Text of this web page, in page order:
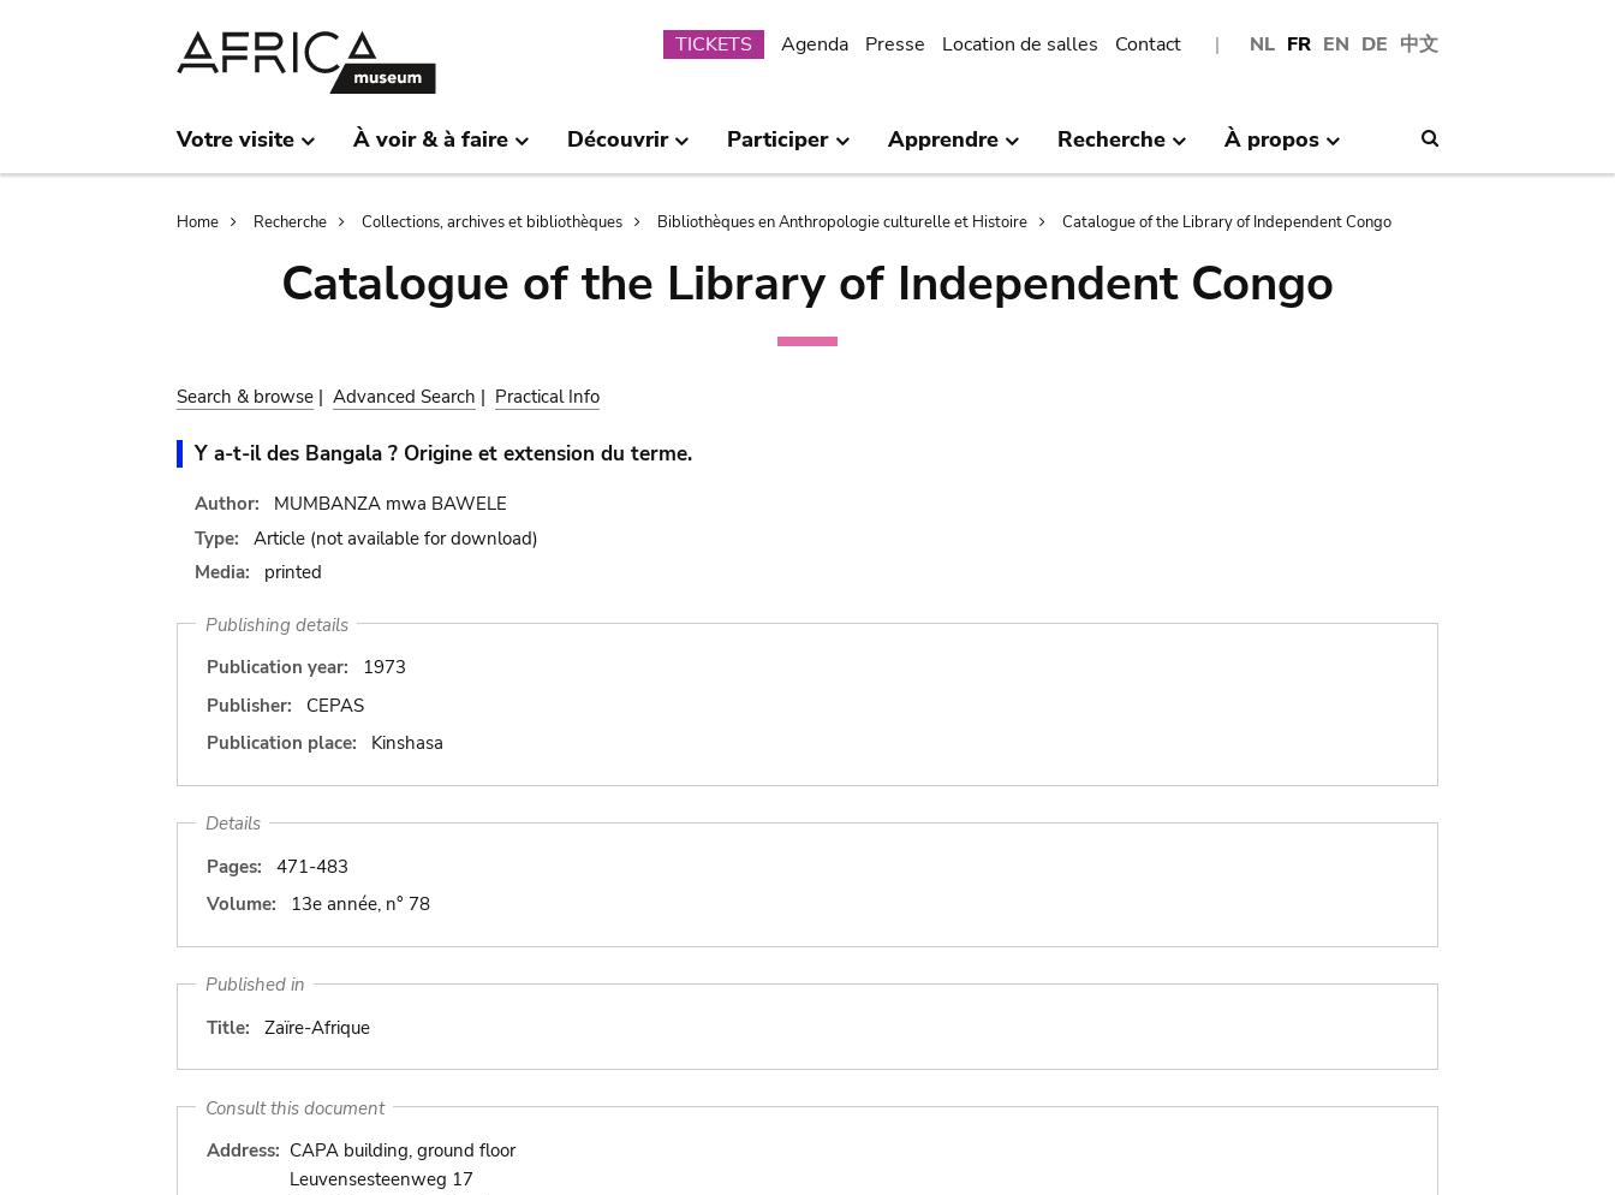
NL FR EN DE 中文
Submenu
TICKETS Agenda Presse Location de salles Contact
Votre visite À voir & à faire Découvrir Participer Apprendre Recherche À propos
Breadcrumb
Home Recherche Collections, archives et bibliothèques Bibliothèques en Anthropologie culturelle et Histoire Catalogue of the Library of Independent Congo
Catalogue of the Library of Independent Congo
Search & browse | Advanced Search | Practical Info
Y a-t-il des Bangala ? Origine et extension du terme.
Author:
MUMBANZA mwa BAWELE
Type:
Article (not available for download)
Media:
printed
Publishing details
Publication year:
1973
Publisher:
CEPAS
Publication place:
Kinshasa
Details
Pages:
471-483
Volume:
13e année, n° 78
Published in
Title:
Zaïre-Afrique
Consult this document
Address: CAPA building, ground floor
Leuvensesteenweg 17